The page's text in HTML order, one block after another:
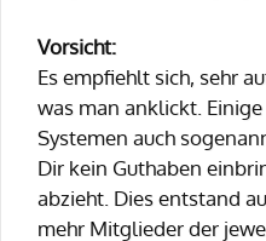
Vorsicht:
Es empfiehlt sich, sehr
was man anklickt.
Systemen auch
Dir kein Guthaben
abzieht. Dies entstand
mehr Mitglieder der